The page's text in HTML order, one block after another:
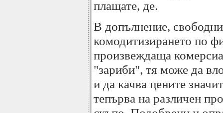
плащате, де.
В допълнение,
комодитизирането по
произвеждаща
"зариби", тя може да
и да качва цените
тепърва на различен